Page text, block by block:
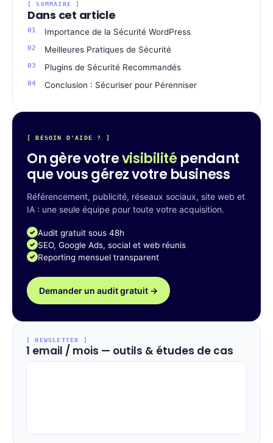
[ SOMMAIRE ]
Dans cet article
Importance de la Sécurité WordPress
Meilleures Pratiques de Sécurité
Plugins de Sécurité Recommandés
Conclusion : Sécuriser pour Pérenniser
[ BESOIN D'AIDE ? ]
On gère votrevisibilitépendant
que vous gérez votre business
Référencement, publicité, réseaux sociaux, site web et
IA : une seule équipe pour toute votre acquisition.
Audit gratuit sous 48h
SEO, Google Ads, social et web réunis
Reporting mensuel transparent
Demander un audit gratuit →
[ NEWSLETTER ]
1 email / mois — outils & études de cas